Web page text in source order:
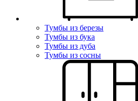
Тумбы из березы
Тумбы из бука
Тумбы из дуба
Тумбы из сосны